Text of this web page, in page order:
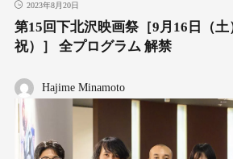
2023年8月20日
第15回下北沢映画祭［9月16日（土
祝）］ 全プログラム 解禁
Hajime Minamoto